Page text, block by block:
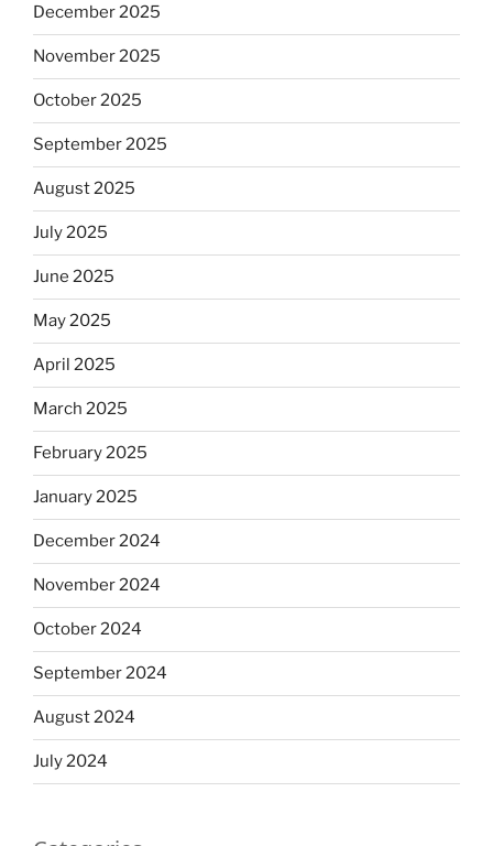
December 2025
November 2025
October 2025
September 2025
August 2025
July 2025
June 2025
May 2025
April 2025
March 2025
February 2025
January 2025
December 2024
November 2024
October 2024
September 2024
August 2024
July 2024